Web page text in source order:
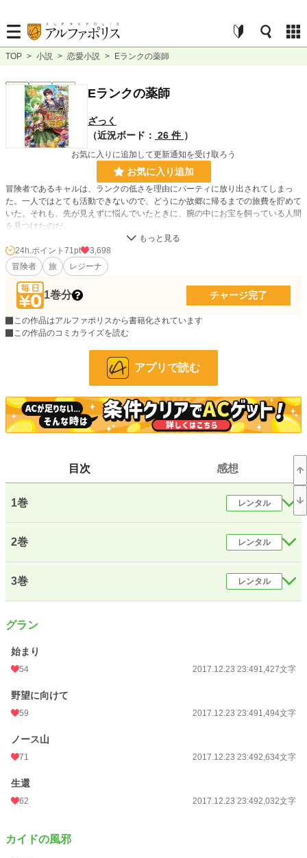
TOP > 小説 > 恋愛小説 > Eランクの薬師
完結 短編 Eランクの薬師
ざっく
（近況ボード： 26 件 ）
お気に入りに追加して更新通知を受け取ろう
お気に入り追加
冒険者であるキャルは、ランクの低さを理由にパーティに放り出されてしまっ
た。一人ではとても活動できないので、どうにか故郷に帰るまでの旅費を貯めて
いた。それも、先が見えずに悩んでいたときに、腕の中にお宝を飼っている人間
を見つけたのだ。
小説 12,940 位 / 228,656 件
恋愛
お気に入り
24h.ポイント 71 pt
449,933
2019.04.26 11:02
初回公開日時 2016.09.01 21:21
初回完結日時 2018.01.06 13:53
年間ポイント
24h.ポイント 71pt
3,698
冒険者
旅 レジーナ
1巻分 チャージ完了
この作品はアルファポリスから書籍化されています
この作品のコミカライズを読む
アプリで読む
目次 感想
1巻 レンタル
2巻 レンタル
3巻 レンタル
グラン
始まり
54 2017.12.23 23:491,427文字
野望に向けて
59 2017.12.23 23:491,494文字
ノース山
71 2017.12.23 23:492,634文字
生還
62 2017.12.23 23:492,032文字
カイドの風邪